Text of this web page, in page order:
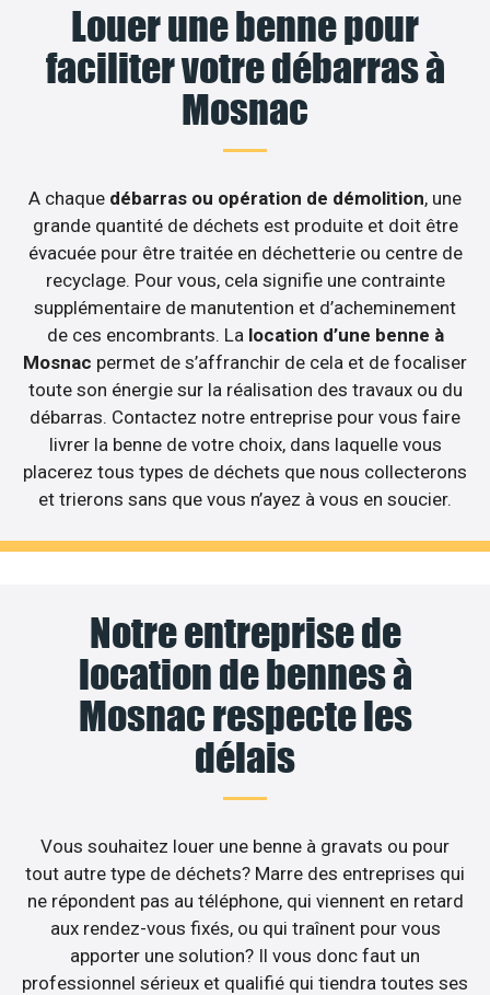
Louer une benne pour
faciliter votre débarras à
Mosnac
A chaque débarras ou opération de démolition, une
grande quantité de déchets est produite et doit être
évacuée pour être traitée en déchetterie ou centre de
recyclage. Pour vous, cela signifie une contrainte
supplémentaire de manutention et d’acheminement
de ces encombrants. La location d’une benne à
Mosnac permet de s’affranchir de cela et de focaliser
toute son énergie sur la réalisation des travaux ou du
débarras. Contactez notre entreprise pour vous faire
livrer la benne de votre choix, dans laquelle vous
placerez tous types de déchets que nous collecterons
et trierons sans que vous n’ayez à vous en soucier.
Notre entreprise de
location de bennes à
Mosnac respecte les
délais
Vous souhaitez louer une benne à gravats ou pour
tout autre type de déchets? Marre des entreprises qui
ne répondent pas au téléphone, qui viennent en retard
aux rendez-vous fixés, ou qui traînent pour vous
apporter une solution? Il vous donc faut un
professionnel sérieux et qualifié qui tiendra toutes ses